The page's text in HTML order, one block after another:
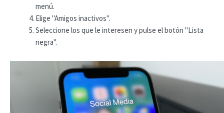
menú.
Elige "Amigos inactivos".
Seleccione los que le interesen y pulse el botón "Lista
negra".